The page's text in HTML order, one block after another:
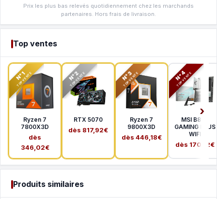
Prix les plus bas relevés quotidiennement chez les marchands
partenaires. Hors frais de livraison.
Top ventes
N°1
TOP VENTE
Ryzen 7
7800X3D
dès
346,02€
N°2
TOP VENTE
RTX 5070
dès 817,92€
N°3
TOP VENTE
Ryzen 7
9800X3D
dès 446,18€
N°4
TOP VENTE
MSI B850
GAMING PLUS
WIFI
dès 170,12€
Produits similaires